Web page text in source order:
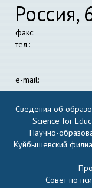
Россия,
факс:
тел.:
e-mail:
Сведения об
Science for
Научно-
Куйбышевский
Совет по